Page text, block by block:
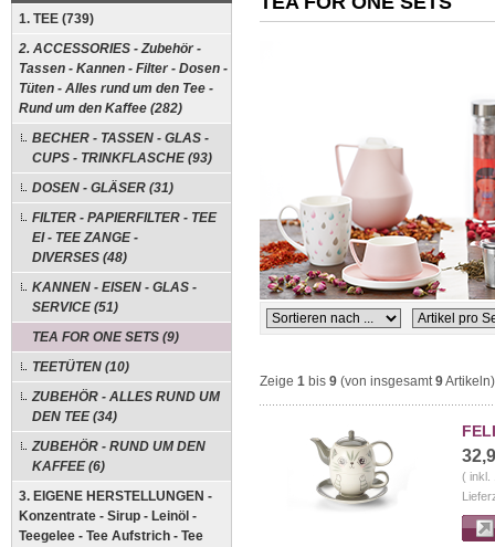
1. TEE (739)
2. ACCESSORIES - Zubehör -
Tassen - Kannen - Filter - Dosen -
Tüten - Alles rund um den Tee -
Rund um den Kaffee (282)
BECHER - TASSEN - GLAS -
CUPS - TRINKFLASCHE (93)
DOSEN - GLÄSER (31)
FILTER - PAPIERFILTER - TEE
EI - TEE ZANGE -
DIVERSES (48)
KANNEN - EISEN - GLAS -
SERVICE (51)
TEA FOR ONE SETS (9)
TEETÜTEN (10)
ZUBEHÖR - ALLES RUND UM
DEN TEE (34)
ZUBEHÖR - RUND UM DEN
KAFFEE (6)
3. EIGENE HERSTELLUNGEN -
Konzentrate - Sirup - Leinöl -
Teegelee - Tee Aufstrich - Tee
Zeige 1 bis 9 (von insgesamt9Artikeln)
( inkl.